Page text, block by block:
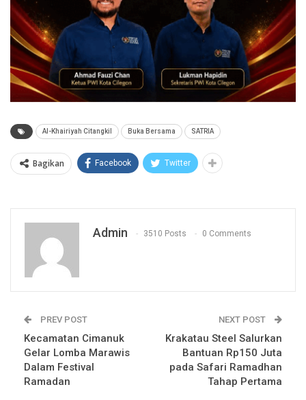
Al-Khairiyah Citangkil Buka Bersama SATRIA
Bagikan Facebook Twitter
Admin 3510 Posts 0 Comments
PREV POST
Kecamatan Cimanuk
Gelar Lomba Marawis
Dalam Festival
Ramadan
NEXT POST
Krakatau Steel Salurkan
Bantuan Rp150 Juta
pada Safari Ramadhan
Tahap Pertama